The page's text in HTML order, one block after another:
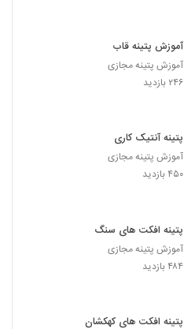
آموزش پتینه قاب
آموزش پتینه مجازی
۲۴۶ بازدید
پتینه آنتیک کاری
آموزش پتینه مجازی
۴۵۰ بازدید
پتینه افکت های سنگ
آموزش پتینه مجازی
۴۸۴ بازدید
پتینه افکت های کهکشان